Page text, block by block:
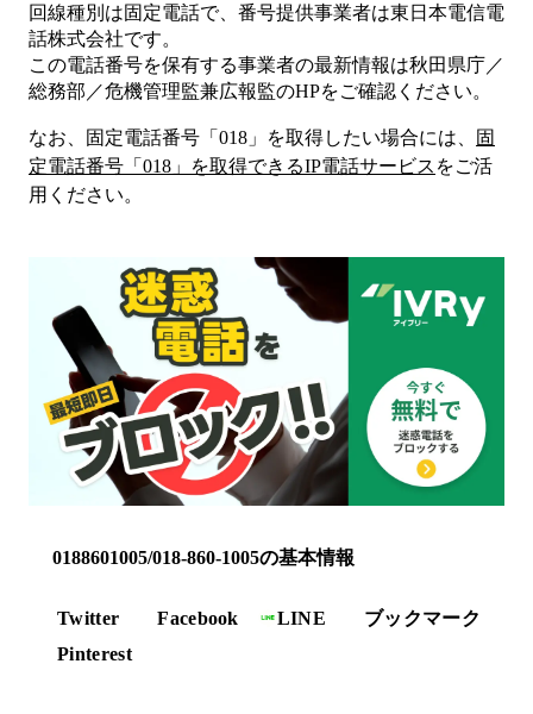
回線種別は固定電話で、番号提供事業者は東日本電信電
話株式会社です。
この電話番号を保有する事業者の最新情報は秋田県庁／
総務部／危機管理監兼広報監のHPをご確認ください。
なお、固定電話番号「 018 」を取得したい場合には、
固
定電話番号「 018 」を取得できるIP電話サービス をご活
用ください。
0188601005/018-860-1005の基本情報
Twitter Facebook LINE
ブックマーク
Pinterest